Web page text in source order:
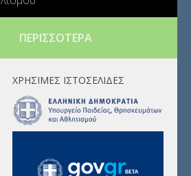
ΠΕΡΙΣΣΌΤΕΡΑ
ΧΡΉΣΙΜΕΣ ΙΣΤΟΣΕΛΊΔΕΣ